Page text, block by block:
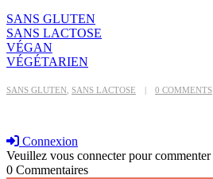
SANS GLUTEN
SANS LACTOSE
VÉGAN
VÉGÉTARIEN
SANS GLUTEN, SANS LACTOSE 0 COMMENTS
Connexion
Veuillez vous connecter pour commenter
0 Commentaires